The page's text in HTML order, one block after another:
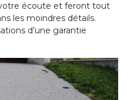
écoute et feront tout
les moindres détails.
d’une garantie